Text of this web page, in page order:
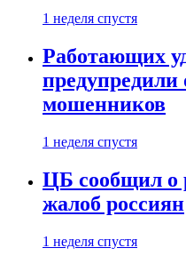
1 неделя спустя
Работающих
предупредили
мошенников
1 неделя спустя
ЦБ сообщил о
жалоб россиян
1 неделя спустя